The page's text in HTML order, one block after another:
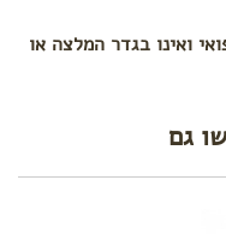
ואינו בגדר המלצה או
גם